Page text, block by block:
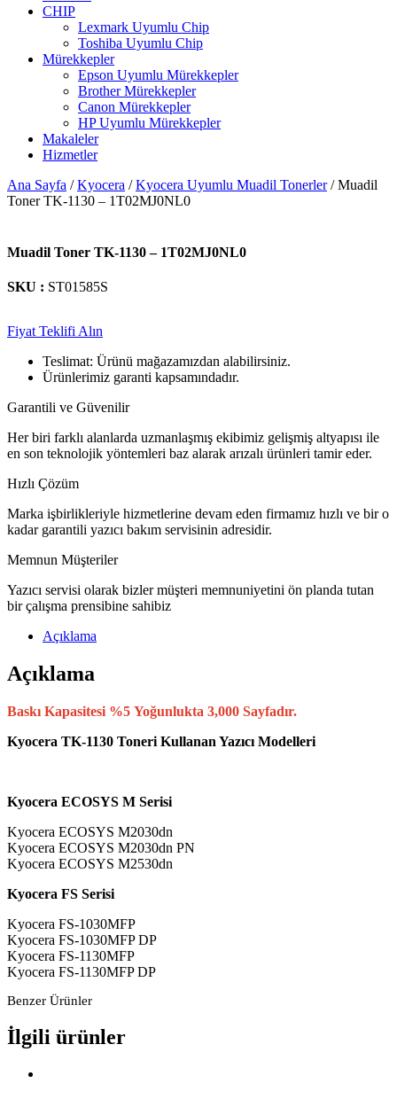
CHIP
Lexmark Uyumlu Chip
Toshiba Uyumlu Chip
Mürekkepler
Epson Uyumlu Mürekkepler
Brother Mürekkepler
Canon Mürekkepler
HP Uyumlu Mürekkepler
Makaleler
Hizmetler
Ana Sayfa /Kyocera /Kyocera Uyumlu Muadil Tonerler/ Muadil
Toner TK-1130 – 1T02MJ0NL0
Muadil Toner TK-1130 – 1T02MJ0NL0
SKU : ST01585S
Fiyat Teklifi Alın
Teslimat: Ürünü mağazamızdan alabilirsiniz.
Ürünlerimiz garanti kapsamındadır.
Garantili ve Güvenilir
Her biri farklı alanlarda uzmanlaşmış ekibimiz gelişmiş altyapısı ile
en son teknolojik yöntemleri baz alarak arızalı ürünleri tamir eder.
Hızlı Çözüm
Marka işbirlikleriyle hizmetlerine devam eden firmamız hızlı ve bir o
kadar garantili yazıcı bakım servisinin adresidir.
Memnun Müşteriler
Yazıcı servisi olarak bizler müşteri memnuniyetini ön planda tutan
bir çalışma prensibine sahibiz
Açıklama
Açıklama
Baskı Kapasitesi %5 Yoğunlukta 3,000 Sayfadır.
Kyocera TK-1130 Toneri Kullanan Yazıcı Modelleri
Kyocera ECOSYS M Serisi
Kyocera ECOSYS M2030dn
Kyocera ECOSYS M2030dn PN
Kyocera ECOSYS M2530dn
Kyocera FS Serisi
Kyocera FS-1030MFP
Kyocera FS-1030MFP DP
Kyocera FS-1130MFP
Kyocera FS-1130MFP DP
Benzer Ürünler
İlgili ürünler